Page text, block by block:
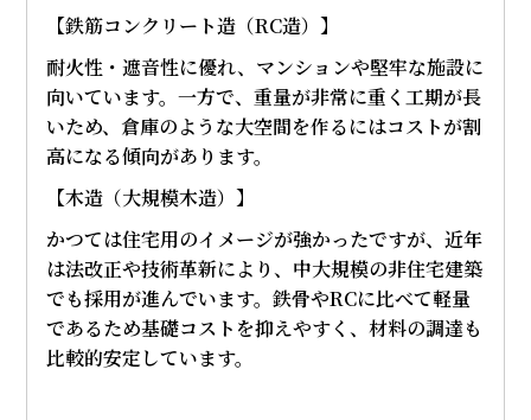
【鉄筋コンクリート造（RC造）】
耐火性・遮音性に優れ、マンションや堅牢な施設に
向いています。一方で、重量が非常に重く工期が長
いため、倉庫のような大空間を作るにはコストが割
高になる傾向があります。
【木造（大規模木造）】
かつては住宅用のイメージが強かったですが、近年
は法改正や技術革新により、中大規模の非住宅建築
でも採用が進んでいます。鉄骨やRCに比べて軽量
であるため基礎コストを抑えやすく、材料の調達も
比較的安定しています。